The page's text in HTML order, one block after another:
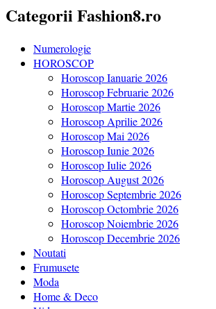
Categorii Fashion8.ro
Numerologie
HOROSCOP
Horoscop Ianuarie 2026
Horoscop Februarie 2026
Horoscop Martie 2026
Horoscop Aprilie 2026
Horoscop Mai 2026
Horoscop Iunie 2026
Horoscop Iulie 2026
Horoscop August 2026
Horoscop Septembrie 2026
Horoscop Octombrie 2026
Horoscop Noiembrie 2026
Horoscop Decembrie 2026
Noutati
Frumusete
Moda
Home & Deco